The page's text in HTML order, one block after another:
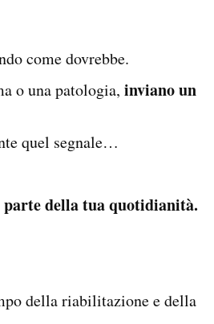
come dovrebbe.
o una patologia, inviano un
quel segnale…
della tua quotidianità.
della riabilitazione e della